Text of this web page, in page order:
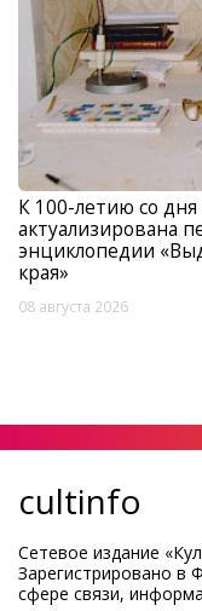
К 100-летию со
актуализирована
энциклопедии
края»
08 августа 2026
cultinfo
Сетевое издание
Зарегистрировано в
сфере связи,